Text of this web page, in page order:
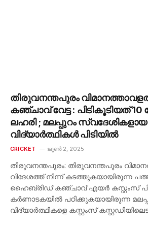
തിരുവനന്തപുരം
കഞ്ചാവ് വേട്ട : പിടികൂടിയത്
ലഹരി ; മലപ്പുറം സ്വദേശികളായ
വിദ്യാർത്ഥികൾ പിടിയിൽ
CRICKET ജൂൺ 2, 2025
തിരുവനന്തപുരം: തിരുവനന്തപുരം
വിദേശത്ത് നിന്ന് കടത്തുകയായിരുന്ന
ഹൈബ്രിഡ് കഞ്ചാവ് എയർ കസ്റ്റംസ്
കർണാടകയിൽ പഠിക്കുകയായിരുന്ന
വിദ്യാർത്ഥികളെ കസ്റ്റംസ്